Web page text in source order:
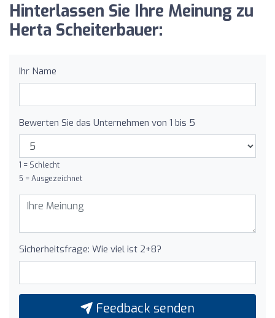
Hinterlassen Sie Ihre Meinung zu
Herta Scheiterbauer:
Ihr Name
Bewerten Sie das Unternehmen von 1 bis 5
1 = Schlecht
5 = Ausgezeichnet
Sicherheitsfrage: Wie viel ist 2+8?
Feedback senden